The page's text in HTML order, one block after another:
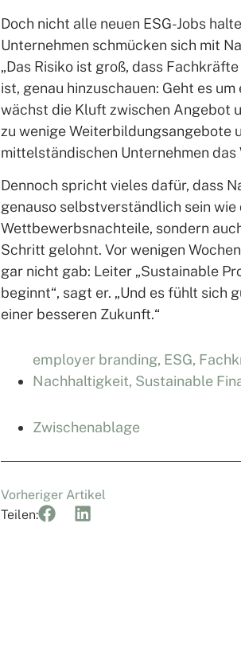
Doch nicht alle neuen ESG-Jobs
Unternehmen schmücken sich mit
„Das Risiko ist groß, dass
ist, genau hinzuschauen: Geht es
wächst die Kluft zwischen Angebot
zu wenige Weiterbildungsangebote
mittelständischen Unternehmen
Dennoch spricht vieles dafür, dass
genauso selbstverständlich sein
Wettbewerbsnachteile, sondern
Schritt gelohnt. Vor wenigen
gar nicht gab: Leiter „Sustainable
beginnt“, sagt er. „Und es fühlt sich
einer besseren Zukunft.“
employer branding, ESG,
Nachhaltigkeit, Sustainable
Zwischenablage
Vorheriger Artikel
Teilen: